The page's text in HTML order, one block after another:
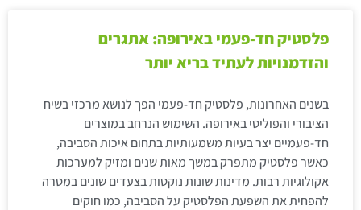
פלסטיק חד-פעמי באירופה: אתגרים
והזדמנויות לעתיד בריא יותר
בשנים האחרונות, פלסטיק חד-פעמי הפך לנושא מרכזי בשיח
הציבורי והפוליטי באירופה. השימוש הנרחב במוצרים
חד-פעמיים יצר בעיות משמעותיות בתחום איכות הסביבה,
כאשר פלסטיק מתפרק במשך מאות שנים ומזיק למערכות
אקולוגיות רבות. מדינות שונות נוקטות בצעדים שונים במטרה
להפחית את השפעת הפלסטיק על הסביבה, כמו חוקים